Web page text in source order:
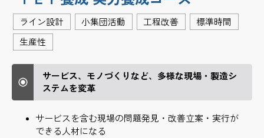
ライン設計 小集団活動 工程改善 標準時間
生産性
サービス、モノづくりなど、多様な現場・製造シ
ステムを変革
サービスを含む現場の問題発見・改善立案・実行が
できる人材になる